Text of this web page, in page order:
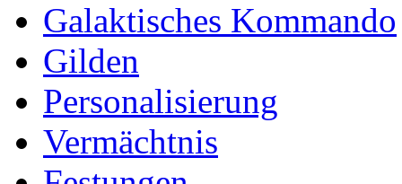
Galaktisches Kommando
Gilden
Personalisierung
Vermächtnis